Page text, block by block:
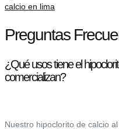
calcio en lima
Preguntas
¿Qué usos tiene el
comercializan?
Nuestro hipoclorito de calcio